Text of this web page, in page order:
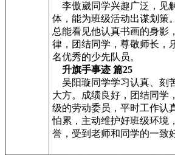
李傲崴同学兴趣广泛，见
体，能为班级活动出谋划策
总能看见他认真书画的身影
律，团结同学，尊敬师长，
名优秀的少先队员。
升旗手事迹 篇25
吴阳璇同学学习认真、刻
大方。成绩良好，团结同学
级的劳动委员，平时工作认
怕累，主动维护好班级环境
誉，受到老师和同学的一致